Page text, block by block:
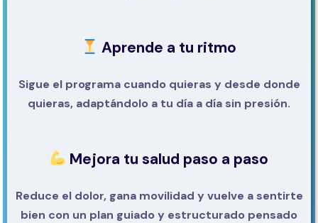
Aprende a tu ritmo
Sigue el programa cuando quieras y desde donde
quieras, adaptándolo a tu día a día sin presión.
Mejora tu salud paso a paso
Reduce el dolor, gana movilidad y vuelve a sentirte
bien con un plan guiado y estructurado pensado